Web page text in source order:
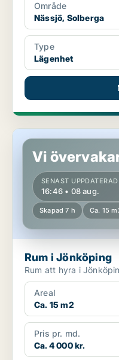
Område
Nässjö, Solberga
Type
Lägenhet
Rum i Jönköping
Vi
SENAST UPPDATERAD
16:46 • 08 aug.
Skapad 7 h Ca. 15
Rum i Jönköping
Rum att hyra i
Areal
Ca. 15 m2
Pris pr. md.
Ca. 4 000 kr.